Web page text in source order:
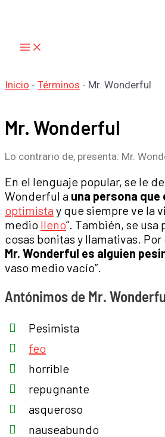
Inicio - Términos - Mr. Wonderful
Mr. Wonderful
Lo contrario de, presenta: Mr.
En el lenguaje popular, se le
Wonderful a una persona que
optimista y que siempre ve la
medio lleno”. También, se usa
cosas bonitas y llamativas. Por
Mr. Wonderful es alguien
vaso medio vacío”.
Antónimos de Mr.
Pesimista
feo
horrible
repugnante
asqueroso
nauseabundo